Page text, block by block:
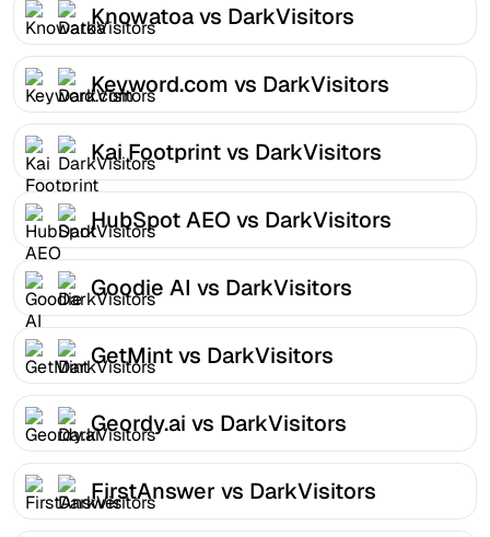
Knowatoa vs DarkVisitors
Keyword.com vs DarkVisitors
Kai Footprint vs DarkVisitors
HubSpot AEO vs DarkVisitors
Goodie AI vs DarkVisitors
GetMint vs DarkVisitors
Geordy.ai vs DarkVisitors
FirstAnswer vs DarkVisitors